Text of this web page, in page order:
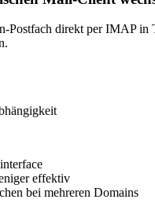
Postfach direkt per IMAP in
effektiv
bei mehreren Domains